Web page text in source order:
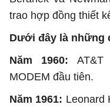
trao hợp đồng thiết
Dưới đây là những
Năm 1960:
MODEM đầu tiên.
Năm 1961: Leonard